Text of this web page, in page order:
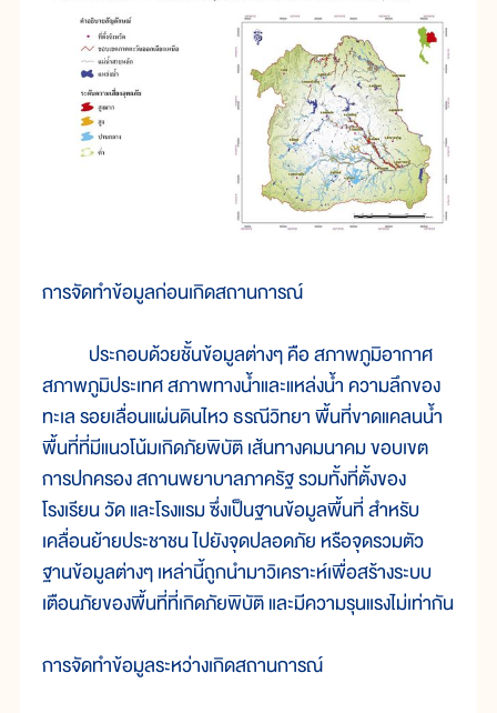
การจัดทำข้อมูลก่อนเกิดสถานการณ์
ประกอบด้วยชั้นข้อมูลต่างๆ คือ สภาพภูมิอากาศ
สภาพภูมิประเทศ สภาพทางน้ำและแหล่งน้ำ ความลึกของ
ทะเล รอยเลื่อนแผ่นดินไหว ธรณีวิทยา พื้นที่ขาดแคลนน้ำ
พื้นที่ที่มีแนวโน้มเกิดภัยพิบัติ เส้นทางคมนาคม ขอบเขต
การปกครอง สถานพยาบาลภาครัฐ รวมทั้งที่ตั้งของ
โรงเรียน วัด และโรงแรม ซึ่งเป็นฐานข้อมูลพื้นที่ สำหรับ
เคลื่อนย้ายประชาชน ไปยังจุดปลอดภัย หรือจุดรวมตัว
ฐานข้อมูลต่างๆ เหล่านี้ถูกนำมาวิเคราะห์เพื่อสร้างระบบ
เตือนภัยของพื้นที่ที่เกิดภัยพิบัติ และมีความรุนแรงไม่เท่ากัน
การจัดทำข้อมูลระหว่างเกิดสถานการณ์